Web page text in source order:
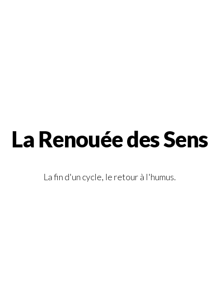
La Renouée des Sens
La fin d'un cycle, le retour à l'humus.